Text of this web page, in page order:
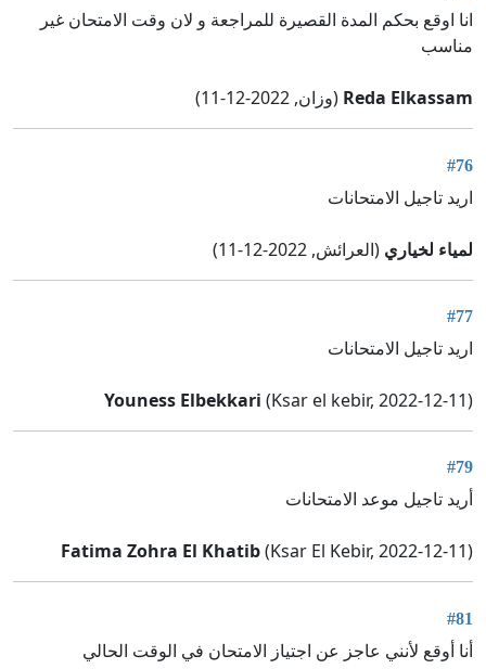
انا اوقع بحكم المدة القصيرة للمراجعة و لان وقت الامتحان غير
مناسب
Reda Elkassam (وزان, 2022-12-11)
#76
اريد تاجيل الامتحانات
لمياء لخياري (العرائش, 2022-12-11)
#77
اريد تاجيل الامتحانات
Youness Elbekkari (Ksar el kebir, 2022-12-11)
#79
أريد تاجيل موعد الامتحانات
Fatima Zohra El Khatib(Ksar El Kebir, 2022-12-11)
#81
أنا أوقع لأنني عاجز عن اجتياز الامتحان في الوقت الحالي